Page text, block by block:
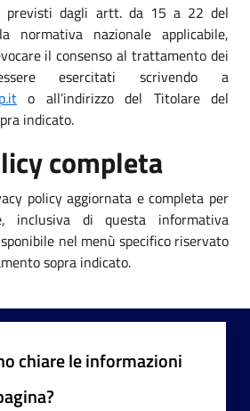
previsti dagli artt. da 15 a 22 del
normativa nazionale applicabile,
il consenso al trattamento dei
esercitati scrivendo a
o all’indirizzo del Titolare del
indicato.
completa
policy aggiornata e completa per
inclusiva di questa informativa
nel menù specifico riservato
sopra indicato.
chiare le informazioni